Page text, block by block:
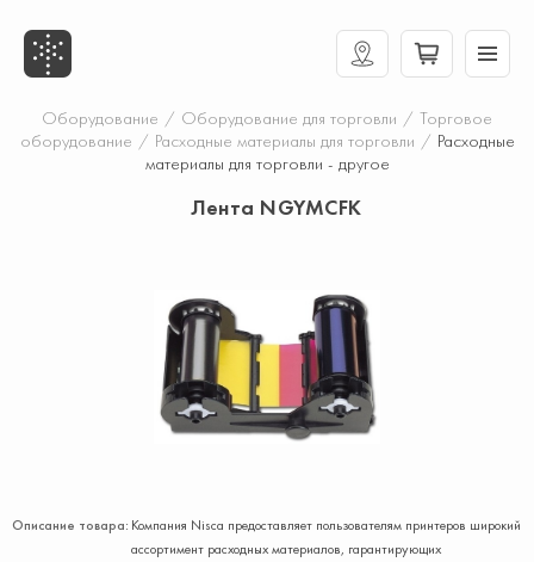
Оборудование / Оборудование для торговли / Торговое
оборудование / Расходные материалы для торговли / Расходные
материалы для торговли - другое
Лента NGYMCFK
Описание товара: Компания Nisca предоставляет пользователям принтеров широкий
ассортимент расходных материалов, гарантирующих